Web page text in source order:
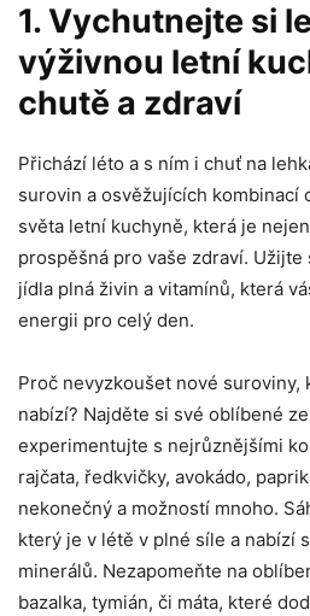
1. Vychutnejte si
výživnou letní
⁤chutě a​ zdraví
Přichází léto​ a s ⁣ním ⁤i chuť na
surovin a ⁢osvěžujících kombinací
‍světa letní⁢ kuchyně, která je
prospěšná pro vaše zdraví.
jídla ⁢plná živin a vitamínů,⁤ která
‍energii pro ​celý den.
Proč nevyzkoušet nové suroviny,
nabízí? Najděte si své oblíbené
experimentujte s nejrůznějšími
rajčata, ředkvičky, avokádo,
nekonečný a ‍možností mnoho.
který je v létě ⁢v⁢ plné síle a nabízí
minerálů. Nezapomeňte na
bazalka, ‍tymián, či máta, které